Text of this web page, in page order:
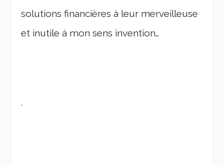
solutions financières à leur merveilleuse
et inutile à mon sens invention…
.